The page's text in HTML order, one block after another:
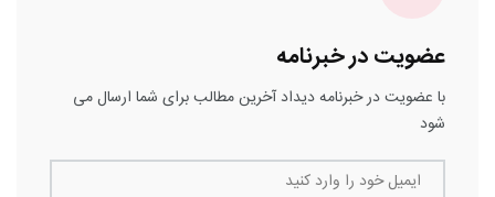
عضویت در خبرنامه
با عضویت در خبرنامه دیداد آخرین مطالب برای شما ارسال می
شود
ایمیل خود را وارد کنید